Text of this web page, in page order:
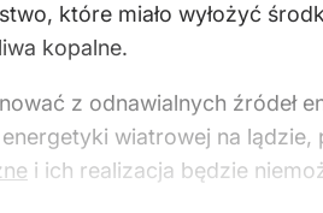
które miało wyłożyć
kopalne.
z odnawialnych źródeł
wiatrowej na
i ich realizacja będzie